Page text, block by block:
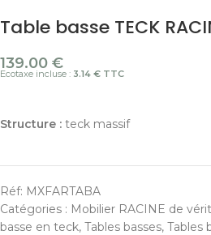
Table basse TECK
139.00 €
Ecotaxe incluse : 3.14 € TTC
Structure : teck massif
Réf: MXFARTABA
Catégories : Mobilier RACINE de
basse en teck, Tables basses, Tables